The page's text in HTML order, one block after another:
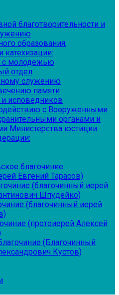
благотворительности и
образования,
катехизации:
с молодежью
отдел
служению
памяти
исповедников
с Вооруженными
органами и
Министерства юстиции
благочиние
Евгений Тарасов)
(благочинный иерей
Шпудейко)
(благочинный иерей
(протоиерей Алексей
(Благочинный
Кустов)